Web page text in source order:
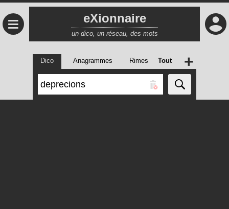
≡ eXionnaire
un dico, un réseau, des mots
Dico Anagrammes Rimes Tout +